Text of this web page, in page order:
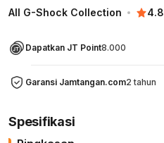
All G-Shock Collection 4.8
Dapatkan JT Point8.000
Garansi Jamtangan.com2 tahun
Spesifikasi